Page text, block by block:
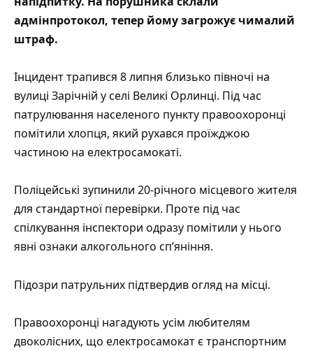
адмінпротокол, тепер йому загрожує чималий
штраф.
Інцидент трапився 8 липня близько півночі на
вулиці Зарічній у селі Великі Орлинці. Під час
патрулювання населеного пункту правоохоронці
помітили хлопця, який рухався проїжджою
частиною на електросамокаті.
Поліцейські зупинили 20-річного місцевого жителя
для стандартної перевірки. Проте під час
спілкування інспектори одразу помітили у нього
явні ознаки алкогольного сп’яніння.
Підозри патрульних підтвердив огляд на місці.
Правоохоронці нагадують усім любителям
двоколісних, що електросамокат є транспортним